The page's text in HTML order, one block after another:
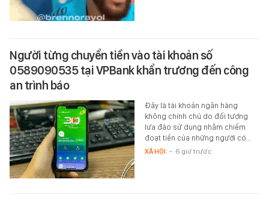
Người từng chuyển tiền vào tài khoản số
0589090535 tại VPBank khẩn trương đến công
an trình báo
Đây là tài khoản ngân hàng
không chính chủ do đối tượng
lừa đảo sử dụng nhằm chiếm
đoạt tiền của những người có…
XÃ HỘI - 6 giờ trước